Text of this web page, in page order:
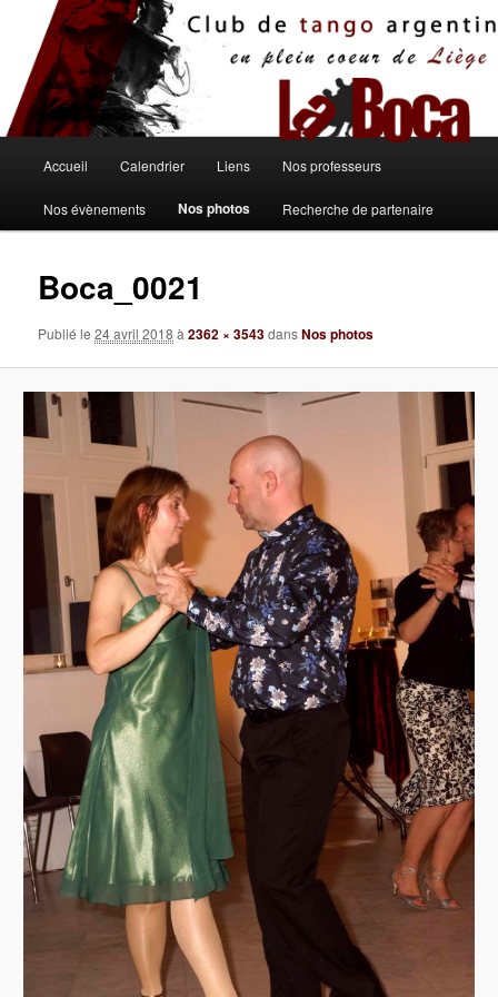
contenu
principal
principal
Accueil Calendrier Liens Nos professeurs
Nos évènements Nos photos Recherche de partenaire
Boca_0021
Publié le24 avril 2018 à2362 × 3543dansNos photos